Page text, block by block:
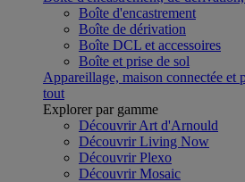
Boîte d'encastrement
Boîte de dérivation
Boîte DCL et accessoires
Boîte et prise de sol
Appareillage, maison connectée et
tout
Explorer par gamme
Découvrir Art d'Arnould
Découvrir Living Now
Découvrir Plexo
Découvrir Mosaic